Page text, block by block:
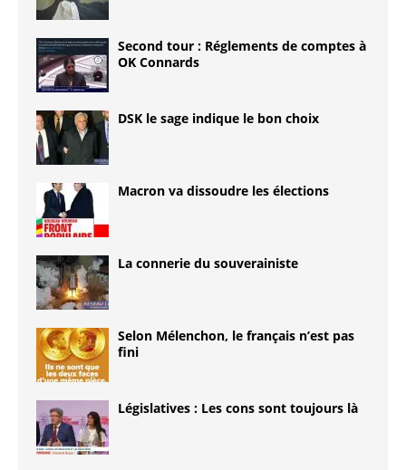
Second tour : Réglements de comptes à
OK Connards
DSK le sage indique le bon choix
Macron va dissoudre les élections
La connerie du souverainiste
Selon Mélenchon, le français n’est pas
fini
Législatives : Les cons sont toujours là